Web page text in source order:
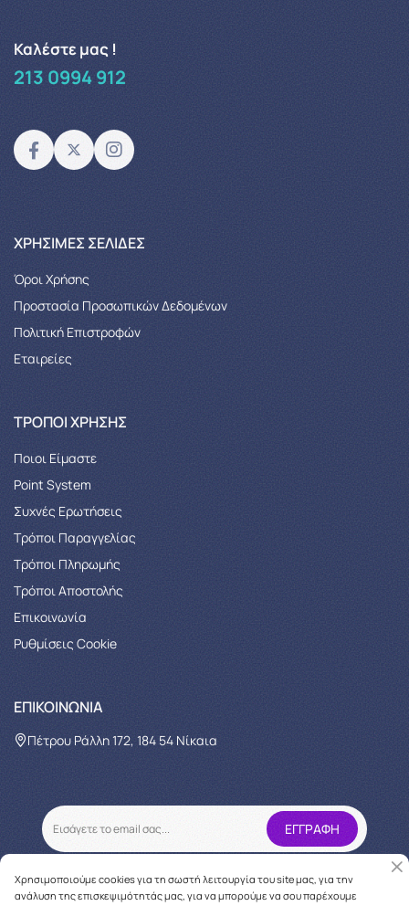
Καλέστε μας !
213 0994 912
XΡΉΣΙΜΕΣ ΣΕΛΊΔΕΣ
Όροι Χρήσης
Προστασία Προσωπικών Δεδομένων
Πολιτική Επιστροφών
Εταιρείες
ΤΡΌΠΟΙ ΧΡΉΣΗΣ
Ποιοι Είμαστε
Point System
Συχνές Ερωτήσεις
Τρόποι Παραγγελίας
Tρόποι Πληρωμής
Τρόποι Αποστολής
Επικοινωνία
Ρυθμίσεις Cookie
ΕΠΙΚΟΙΝΩΝΊΑ
Πέτρου Ράλλη 172, 184 54 Νίκαια
Χρησιμοποιούμε cookies για τη σωστή λειτουργία του site μας, για την
ανάλυση της επισκεψιμότητάς μας, για να μπορούμε να σου παρέχουμε